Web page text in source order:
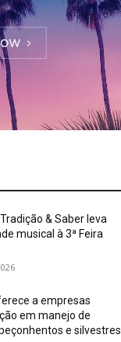
& Saber leva
musical à 3ª Feira
a empresas
em manejo de
e silvestres